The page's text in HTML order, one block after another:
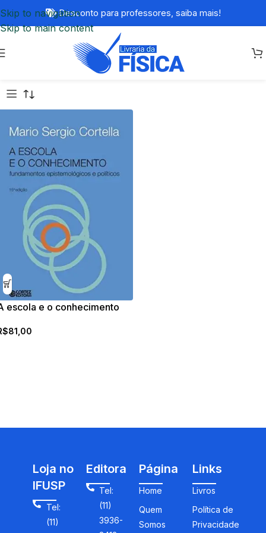
Skip to navigation
Skip to main content
Desconto para professores, saiba mais!
escola e o conhecimento
81,00
Loja no
IFUSP
Tel:
(11)
Editora
Tel:
(11)
3936-
Página
Home
Quem
Somos
Links
Livros
Política de
Privacidade